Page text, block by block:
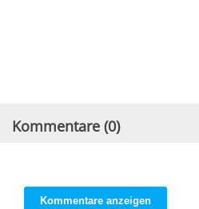
Kommentare (0)
Kommentare anzeigen